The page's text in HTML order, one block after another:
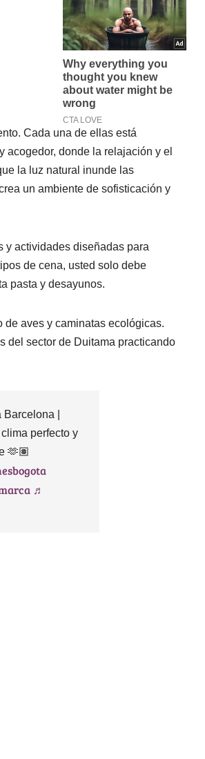
Cada una de ellas está
acogedor, donde la relajación y el
la luz natural inunde las
un ambiente de sofisticación y
y actividades diseñadas para
de cena, usted solo debe
pasta y desayunos.
de aves y caminatas ecológicas.
del sector de Duitama practicando
|
perfecto y
🫶🏽
♬